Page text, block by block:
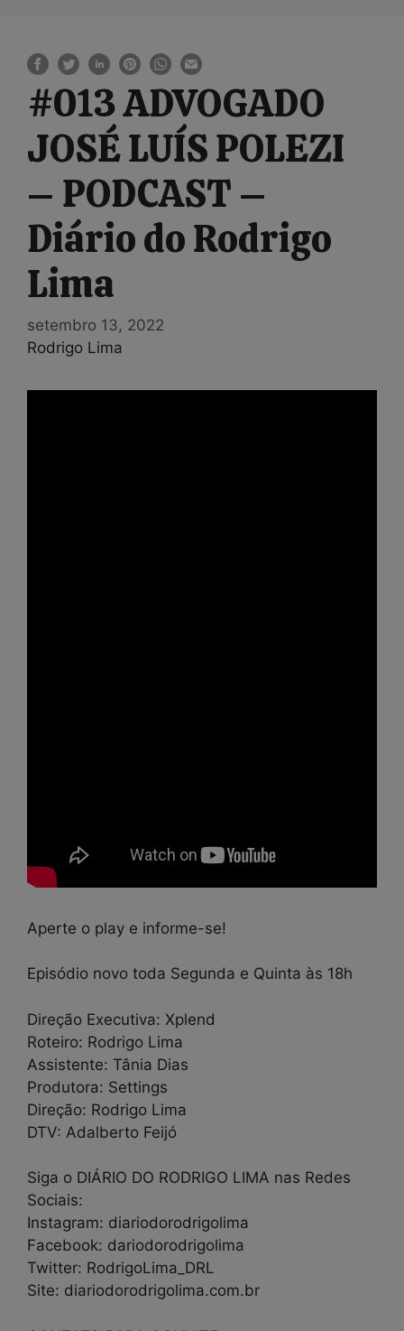
#013 ADVOGADO
JOSÉ LUÍS POLEZI
– PODCAST –
Diário do Rodrigo
Lima
setembro 13, 2022
Rodrigo Lima
Aperte o play e informe-se!
Episódio novo toda Segunda e Quinta às 18h
Direção Executiva: Xplend
Roteiro: Rodrigo Lima
Assistente: Tânia Dias
Produtora: Settings
Direção: Rodrigo Lima
DTV: Adalberto Feijó
Siga o DIÁRIO DO RODRIGO LIMA nas Redes
Sociais:
Instagram: diariodorodrigolima
Facebook: dariodorodrigolima
Twitter: RodrigoLima_DRL
Site: diariodorodrigolima.com.br